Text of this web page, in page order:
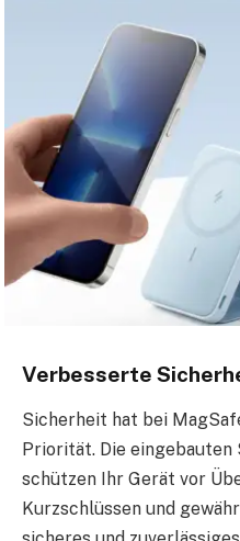
Verbesserte
Sicherheit hat bei
Priorität. Die
schützen Ihr Gerät vor
Kurzschlüssen und